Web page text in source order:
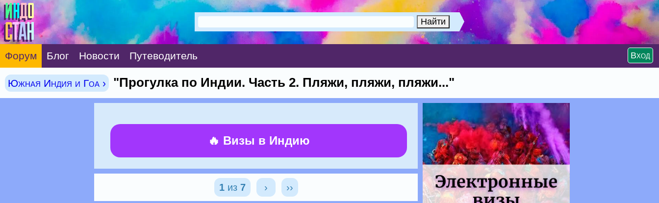
Форум Блог Новости Путеводитель Вход
Южная Индия и Гоа › "Прогулка по Индии. Часть 2. Пляжи, пляжи, пляжи..."
🔥 Визы в Индию
1из 7 › ››